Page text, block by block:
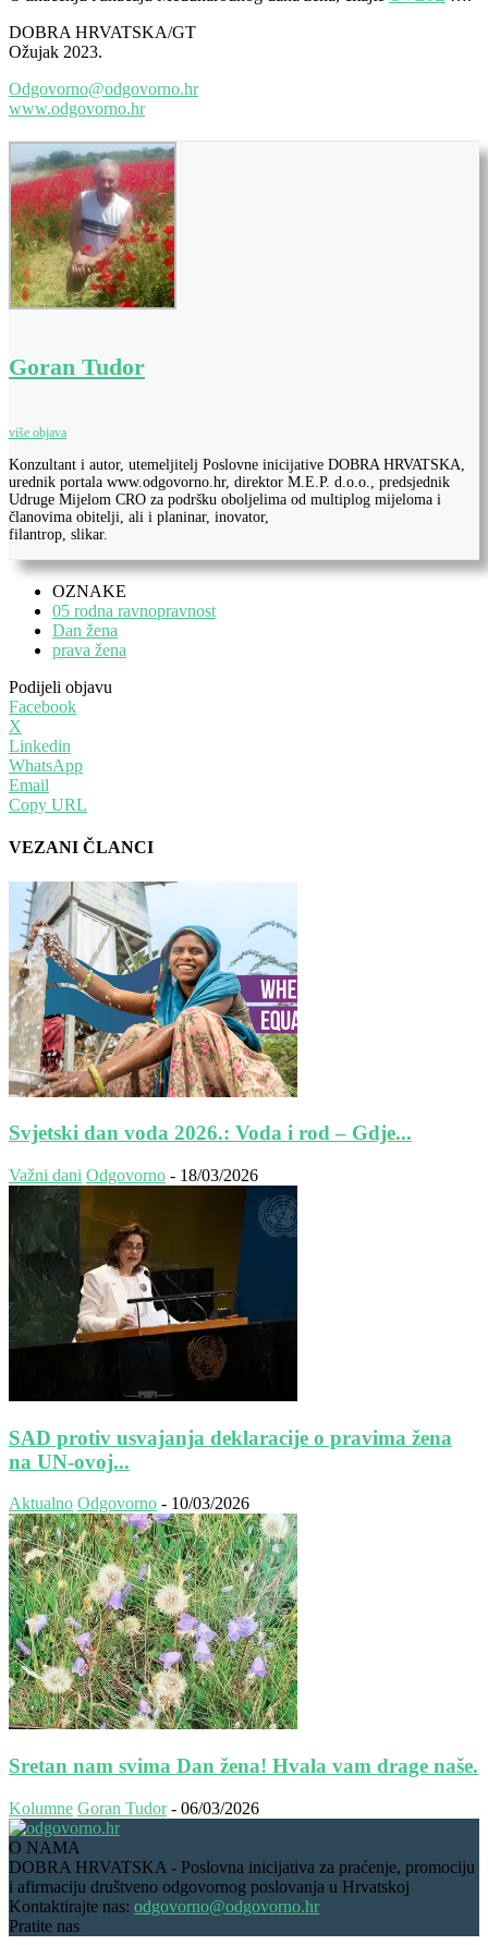
DOBRA HRVATSKA/GT
Ožujak 2023.
Odgovorno@odgovorno.hr
www.odgovorno.hr
Goran Tudor
više objava
Konzultant i autor, utemeljitelj Poslovne inicijative DOBRA HRVATSKA,
urednik portala www.odgovorno.hr, direktor M.E.P. d.o.o., predsjednik
Udruge Mijelom CRO za podršku oboljelima od multiplog mijeloma i
članovima obitelji, ali i planinar, inovator,
filantrop, slikar.
OZNAKE
05 rodna ravnopravnost
Dan žena
prava žena
Podijeli objavu
Facebook
X
Linkedin
WhatsApp
Email
Copy URL
VEZANI ČLANCI
Svjetski dan voda 2026.: Voda i rod – Gdje...
Važni dani Odgovorno - 18/03/2026
SAD protiv usvajanja deklaracije o pravima žena
na UN-ovoj...
Aktualno Odgovorno - 10/03/2026
Sretan nam svima Dan žena! Hvala vam drage naše.
Kolumne Goran Tudor - 06/03/2026
O NAMA
DOBRA HRVATSKA - Poslovna inicijativa za praćenje, promociju
i afirmaciju društveno odgovornog poslovanja u Hrvatskoj
Kontaktirajte nas: odgovorno@odgovorno.hr
Pratite nas